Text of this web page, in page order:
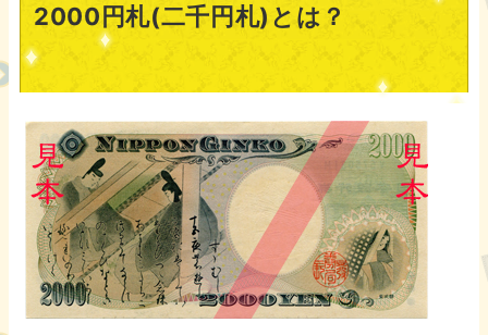
2000円札(二千円札)とは？